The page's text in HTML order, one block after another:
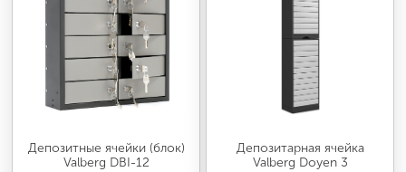
Депозитные ячейки (блок)
Valberg DBI-12
Депозитарная ячейка
Valberg Doyen 3